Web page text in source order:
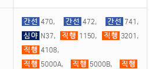
470, 472,
741,
N37,
1150,
3201,
4108,
5000A,
5000B,